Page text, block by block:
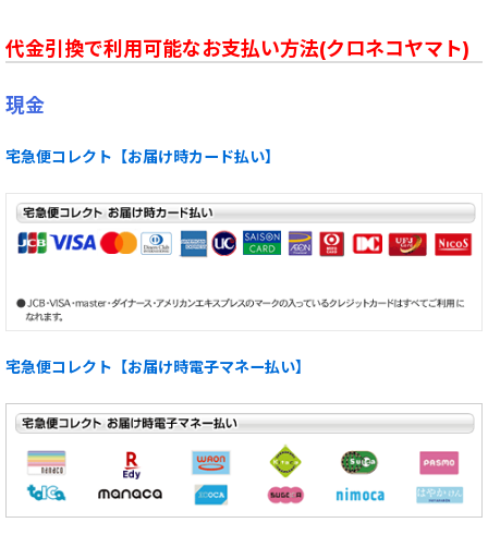
代金引換で利用可能なお支払い方法(クロネコヤマト)
現金
宅急便コレクト【お届け時カード払い】
宅急便コレクト【お届け時電子マネー払い】